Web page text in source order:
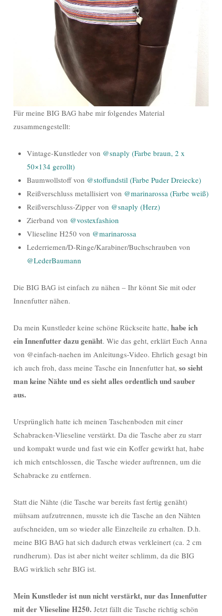
Für meine BIG BAG habe mir folgendes Material
zusammengestellt:
Vintage-Kunstleder von @snaply (Farbe braun, 2 x
50×134 gerollt)
Baumwollstoff von @stoffundstil (Farbe Puder Dreiecke)
Reißverschluss metallisiert von @marinarossa (Farbe weiß)
Reißverschluss-Zipper von @snaply (Herz)
Zierband von @vostexfashion
Vlieseline H250 von @marinarossa
Lederriemen/D-Ringe/Karabiner/Buchschrauben von
@LederBaumann
Die BIG BAG ist einfach zu nähen – Ihr könnt Sie mit oder
Innenfutter nähen.
Da mein Kunstleder keine schöne Rückseite hatte, habe ich
ein Innenfutter dazu genäht. Wie das geht, erklärt Euch Anna
von @einfach-naehen im Anleitungs-Video. Ehrlich gesagt bin
ich auch froh, dass meine Tasche ein Innenfutter hat, so sieht
man keine Nähte und es sieht alles ordentlich und sauber
aus.
Ursprünglich hatte ich meinen Taschenboden mit einer
Schabracken-Vlieseline verstärkt. Da die Tasche aber zu starr
und kompakt wurde und fast wie ein Koffer gewirkt hat, habe
ich mich entschlossen, die Tasche wieder auftrennen, um die
Schabracke zu entfernen.
Statt die Nähte (die Tasche war bereits fast fertig genäht)
mühsam aufzutrennen, musste ich die Tasche an den Nähten
aufschneiden, um so wieder alle Einzelteile zu erhalten. D.h.
meine BIG BAG hat sich dadurch etwas verkleinert (ca. 2 cm
rundherum). Das ist aber nicht weiter schlimm, da die BIG
BAG wirklich sehr BIG ist.
Mein Kunstleder ist nun nicht verstärkt, nur das Innenfutter
mit der Vlieseline H250. Jetzt fällt die Tasche richtig schön